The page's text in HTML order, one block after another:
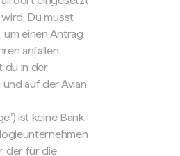
Du musst
um einen Antrag
anfallen.
du in der
auf der Avian
ist keine Bank.
der für die